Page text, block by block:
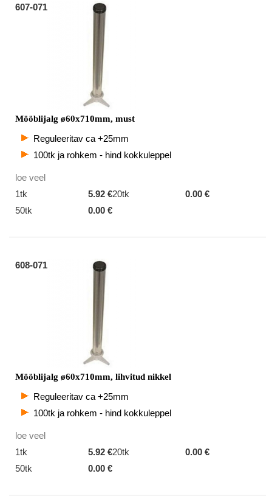
607-071
Mööblijalg ø60x710mm, must
Reguleeritav ca +25mm
100tk ja rohkem - hind kokkuleppel
loe veel
1tk
5.92 €20tk
0.00 €
50tk
0.00 €
608-071
Mööblijalg ø60x710mm, lihvitud nikkel
Reguleeritav ca +25mm
100tk ja rohkem - hind kokkuleppel
loe veel
1tk
5.92 €20tk
0.00 €
50tk
0.00 €